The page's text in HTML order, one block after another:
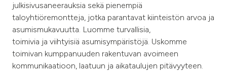
julkisivusaneerauksia sekä pienempiä
taloyhtiöremontteja, jotka parantavat kiinteistön arvoa ja
asumismukavuutta. Luomme turvallisia,
toimivia ja viihtyisiä asumisympäristöjä. Uskomme
toimivan kumppanuuden rakentuvan avoimeen
kommunikaatioon, laatuun ja aikataulujen pitävyyteen.